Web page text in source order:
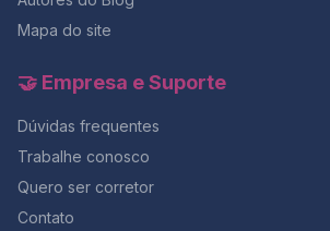
Mapa do site
🤝 Empresa e Suporte
Dúvidas frequentes
Trabalhe conosco
Quero ser corretor
Contato